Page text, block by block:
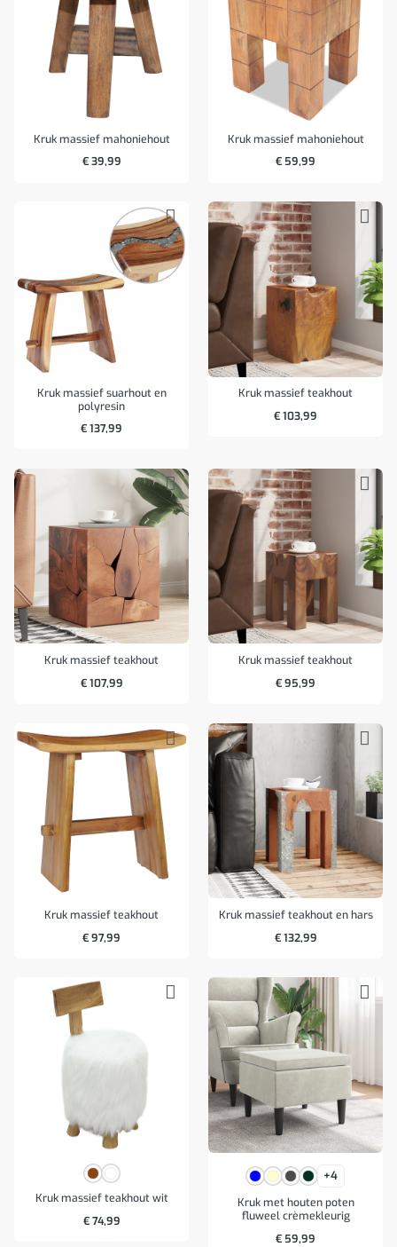
Kruk massief mahoniehout
€39,99
Kruk massief mahoniehout
€59,99
Kruk massief suarhout en
polyresin
€137,99
Kruk massief teakhout
€103,99
Kruk massief teakhout
€107,99
Kruk massief teakhout
€95,99
Kruk massief teakhout
€97,99
Kruk massief teakhout en hars
€132,99
Kruk massief teakhout wit
€74,99
+4
Kruk met houten poten
fluweel crèmekleurig
€59,99